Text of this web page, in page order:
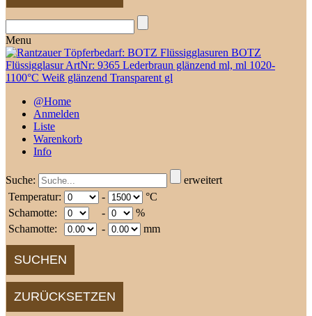
Menu
@Home
Anmelden
Liste
Warenkorb
Info
Suche:
erweitert
Temperatur:
-
°C
Schamotte:
-
%
Schamotte:
- mm